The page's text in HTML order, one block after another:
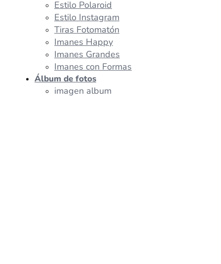
Estilo Polaroid
Estilo Instagram
Tiras Fotomatón
Imanes Happy
Imanes Grandes
Imanes con Formas
Álbum de fotos
imagen album